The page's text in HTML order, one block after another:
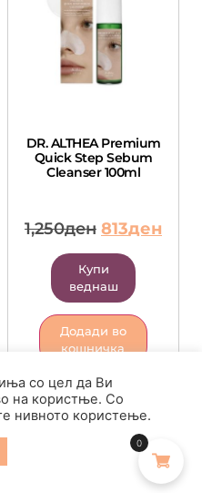
DR. ALTHEA Premium
Quick Step Sebum
Cleanser 100ml
1,250ден 813ден
Купи
веднаш
Додади во
кошничка
-10%
со цел да Ви
на користње. Со
нивното користење.
0